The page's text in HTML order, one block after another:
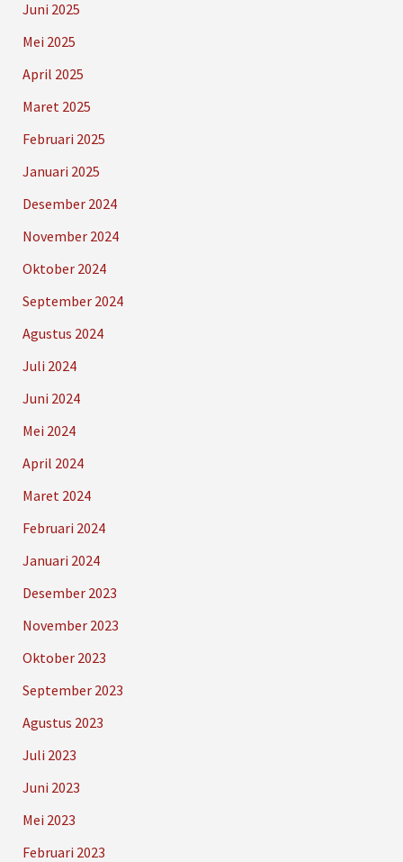
Juni 2025
Mei 2025
April 2025
Maret 2025
Februari 2025
Januari 2025
Desember 2024
November 2024
Oktober 2024
September 2024
Agustus 2024
Juli 2024
Juni 2024
Mei 2024
April 2024
Maret 2024
Februari 2024
Januari 2024
Desember 2023
November 2023
Oktober 2023
September 2023
Agustus 2023
Juli 2023
Juni 2023
Mei 2023
Februari 2023